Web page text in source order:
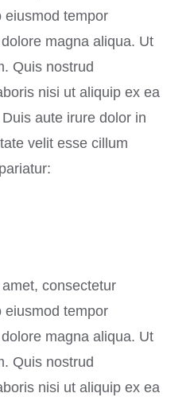
eiusmod tempor
magna aliqua. Ut
Quis nostrud
nisi ut aliquip ex ea
aute irure dolor in
velit esse cillum
consectetur
eiusmod tempor
magna aliqua. Ut
Quis nostrud
nisi ut aliquip ex ea